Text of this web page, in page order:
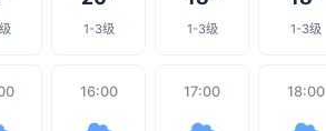
1-3级 1-3级 1-3级
16:00 17:00 18:00